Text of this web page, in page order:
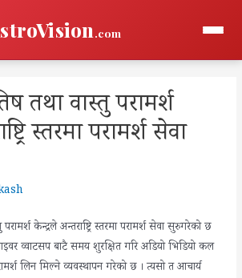
.com
तथा वास्तु परामर्श
स्तरमा परामर्श सेवा
केन्द्रले अन्तराष्ट्रि स्तरमा परामर्श सेवा सुरुगरेको छ
व्वाटसप बाटै समय शुरक्षित गरि अडियो भिडियो कल
लिन मिल्ने व्यवस्थापन गरेको छ । त्यसो त आचार्य